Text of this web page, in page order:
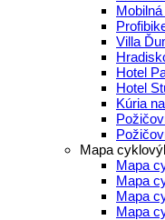
Villa
Hotel
Hotel
Kúria
Mapa
Mapa
Mapa
Mapa
Mapa